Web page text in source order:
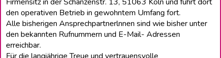
den operativen Betrieb in gewohntem Umfang fort.
Alle bisherigen Ansprechpartnerlnnen sind wie bisher unter
den bekannten Rufnummern und E-Mail- Adressen
erreichbar.